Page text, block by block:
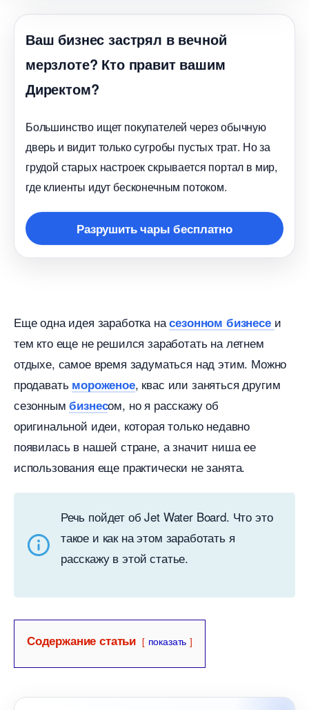
аш бизнес застрял в вечной
мерзлоте? Кто правит вашим
Директом?
Большинство ищет покупателей через обычную
дверь и видит только сугробы пустых трат. Но за
рудой старых настроек скрывается портал в мир,
де клиенты идут бесконечным потоком.
Разрушить чары бесплатно
Еще одна идея заработка насезонном бизнесе и
тем кто еще не решился заработать на летнем
отдыхе, самое время задуматься над этим. Можно
продавать мороженое, квас или заняться другим
сезоннымизнесом, но я расскажу о
оригинальной идеи, которая только недавно
появилась в нашей стране, а значит ниша ее
использования еще практически не занята.
Речь пойдет об Jet Water Board. Что это
такое и как на этом заработать я
расскажу в этой статье.
Содержание статьи показать